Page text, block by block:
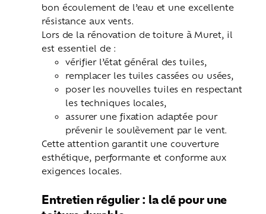
bon écoulement de l’eau et une excellente
résistance aux vents.
Lors de la rénovation de toiture à Muret, il
est essentiel de :
vérifier l’état général des tuiles,
remplacer les tuiles cassées ou usées,
poser les nouvelles tuiles en respectant
les techniques locales,
assurer une fixation adaptée pour
prévenir le soulèvement par le vent.
Cette attention garantit une couverture
esthétique, performante et conforme aux
exigences locales.
Entretien régulier : la clé pour une